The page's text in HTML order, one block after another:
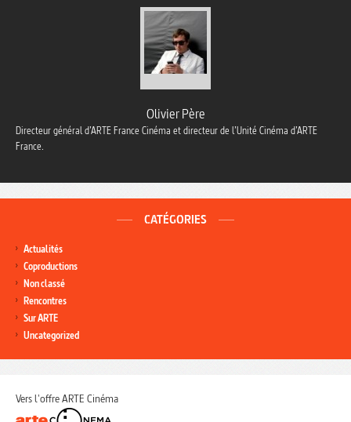
Olivier Père
Directeur général d’ARTE France Cinéma et directeur de l’Unité Cinéma d’ARTE
France.
CATÉGORIES
Actualités
Coproductions
Non classé
Rencontres
Sur ARTE
Uncategorized
Vers l'offre ARTE Cinéma